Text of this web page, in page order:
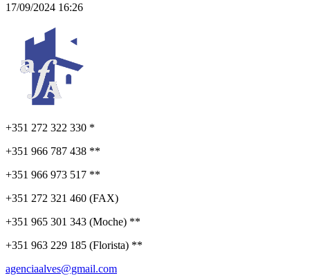
17/09/2024 16:26
+351 272 322 330 *
+351 966 787 438 **
+351 966 973 517 **
+351 272 321 460 (FAX)
+351 965 301 343 (Moche) **
+351 963 229 185 (Florista) **
agenciaalves@gmail.com